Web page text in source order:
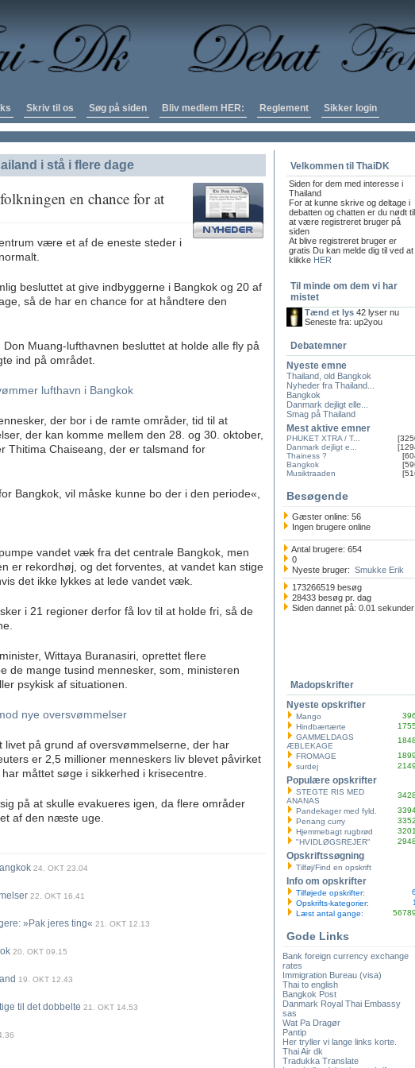
Skriv til os Søg på siden Bliv medlem HER: Reglement Sikker login
i stå i flere dage
en chance for at
være et af de eneste steder i
besluttet at give indbyggerne i Bangkok og 20 af
så de har en chance for at håndtere den
Muang-lufthavnen besluttet at holde alle fly på
ind på området.
lufthavn i Bangkok
der bor i de ramte områder, tid til at
der kan komme mellem den 28. og 30. oktober,
Thitima Chaiseang, der er talsmand for
Bangkok, vil måske kunne bo der i den periode«,
vandet væk fra det centrale Bangkok, men
er rekordhøj, og det forventes, at vandet kan stige
det ikke lykkes at lede vandet væk.
i 21 regioner derfor få lov til at holde fri, så de
Wittaya Buranasiri, oprettet flere
de mange tusind mennesker, som, ministeren
psykisk af situationen.
nye oversvømmelser
livet på grund af oversvømmelserne, der har
er 2,5 millioner menneskers liv blevet påvirket
måttet søge i sikkerhed i krisecentre.
på at skulle evakueres igen, da flere områder
af den næste uge.
24. OKT 23.04
22. OKT 16.41
»Pak jeres ting« 21. OKT 12.13
20. OKT 09.15
19. OKT 12.43
til det dobbelte 21. OKT 14.53
Velkommen til ThaiDK
Siden for dem med interesse i
Thailand
For at kunne skrive og deltage i
debatten og chatten er du nødt til
at være registreret bruger på
siden
At blive registreret bruger er
gratis Du kan melde dig til ved at
klikke HER
Til minde om dem vi har
mistet
Tænd et lys 42 lyser nu
Seneste fra: up2you
Debatemner
Nyeste emne
Thailand, old Bangkok
Nyheder fra Thailand...
Bangkok
Danmark dejligt elle...
Smag på Thailand
Mest aktive emner
PHUKET XTRA / T...
Danmark dejligt e...
Thainess ?
Bangkok
Musiktraaden
Besøgende
Gæster online: 56
Ingen brugere online
Antal brugere: 654
0
Nyeste bruger: Smukke Erik
173266519 besøg
28433 besøg pr. dag
Siden dannet på: 0.01 sekunder
Madopskrifter
Nyeste opskrifter
Mango
Hindbærtærte
GAMMELDAGS
ÆBLEKAGE
FROMAGE
surdej
Populære opskrifter
STEGTE RIS MED
ANANAS
Pandekager med fyld.
Penang curry
Hjemmebagt rugbrød
"HVIDLØGSREJER"
Opskriftssøgning
Tilføj/Find en opskrift
Info om opskrifter
Tilføjede opskrifter:
Opskrifts-kategorier:
Læst antal gange:
Gode Links
Bank foreign currency exchange
rates
Immigration Bureau (visa)
Thai to english
Bangkok Post
Danmark Royal Thai Embassy
sas
Wat Pa Dragør
Pantip
Her tryller vi lange links korte.
Thai Air dk
Tradukka Translate